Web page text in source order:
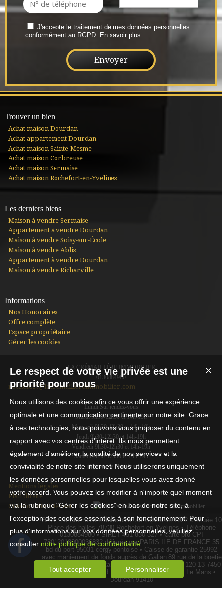
J'accepte le traitement de mes données personnelles
conformément au RGPD. En savoir plus
Trouver un bien
Achat maison Dourdan
Achat appartement Dourdan
Achat maison Sainte-Mesme
Achat maison Corbreuse
Achat maison Sermaise
Achat maison Rochefort-en-Yvelines
Les derniers biens
Maison à vendre Sermaise
Appartement à vendre Dourdan
Maison à vendre Soisy-sur-École
Maison à vendre Ablis
Appartement à vendre Dourdan
Maison à vendre Richarville
Informations
Nos Honoraires
Offre complète
Espace propriétaire
Gérer les cookies
LA CRÉMAILLÈRE IMMOBILIER
0130884980
rochefort@lacremaillereimmobilier.com
Lundi Sur rendez-vous
Mardi 9h30-12h30 et 14h-19h
Mercredi 9h30-12h30 et 14h-19h
Jeudi 9h30-12h30 et 14h-19h
Vendredi 9h30-12h30 et 14h-19h
Samedi 9h30-12h30 et 14h-19h
Dimanche Fermée
Mentions légales
Plan du site
Création site internet
SARL La Crémaillère Immobilier au capital de 7622 € située 10
Place des halles 78730 Rochefort-en-Yvelines • Téléphone
0130884980 • SIRET 451 830 327 • Carte pro CPI
78012018000036832 délivrée par PARIS ILE DE FRANCE 35
bd du port 95031 cergy pontoise • Caisse de garantie 25992
avec maniement de fonds auprès de Galian 89 rue de la boetie
75008 Paris d'un montant de 120 000.00 € • RCP 120 13 7450
auprès de MMA 14bd Marie et Alexandre OYON Le Mans •
Dourdan 91410
✕
Le respect de votre vie privée est une
priorité pour nous
Nous utilisons des cookies afin de vous offrir une expérience
optimale et une communication pertinente sur notre site. Grace
à ces technologies, nous pouvons vous proposer du contenu en
rapport avec vos centres d'intérêt. Ils nous permettent
également d'améliorer la qualité de nos services et la
convivialité de notre site internet. Nous utiliserons uniquement
les données personnelles pour lesquelles vous avez donné
votre accord. Vous pouvez les modifier à n'importe quel moment
via la rubrique "Gérer les cookies" en bas de notre site, à
l'exception des cookies essentiels à son fonctionnement. Pour
plus d'informations sur vos données personnelles, veuillez
consulter notre politique de confidentialité.
Tout accepter Personnaliser